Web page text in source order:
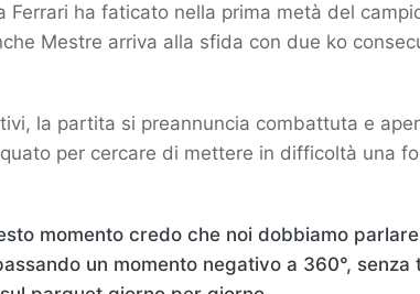
ha faticato nella prima metà del
Mestre arriva alla sfida con due ko
la partita si preannuncia combattuta e
per cercare di mettere in difficoltà una
momento credo che noi dobbiamo
un momento negativo a 360°, senza